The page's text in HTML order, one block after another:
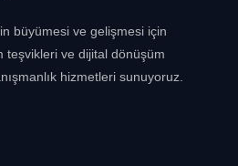
büyümesi ve gelişmesi için
teşvikleri ve dijital dönüşüm
hizmetleri sunuyoruz.